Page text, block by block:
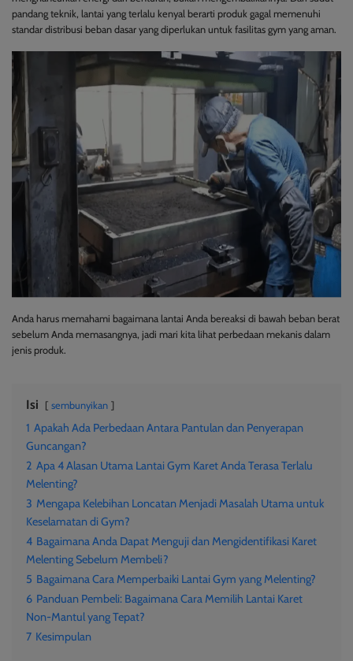
pandang teknik, lantai yang terlalu kenyal berarti produk gagal memenuhi
standar distribusi beban dasar yang diperlukan untuk fasilitas gym yang aman.
Anda harus memahami bagaimana lantai Anda bereaksi di bawah beban berat
sebelum Anda memasangnya, jadi mari kita lihat perbedaan mekanis dalam
jenis produk.
Isi sembunyikan
1 Apakah Ada Perbedaan Antara Pantulan dan Penyerapan
Guncangan?
2 Apa 4 Alasan Utama Lantai Gym Karet Anda Terasa Terlalu
Melenting?
3 Mengapa Kelebihan Loncatan Menjadi Masalah Utama untuk
Keselamatan di Gym?
4 Bagaimana Anda Dapat Menguji dan Mengidentifikasi Karet
Melenting Sebelum Membeli?
5 Bagaimana Cara Memperbaiki Lantai Gym yang Melenting?
6 Panduan Pembeli: Bagaimana Cara Memilih Lantai Karet
Non-Mantul yang Tepat?
7 Kesimpulan